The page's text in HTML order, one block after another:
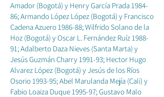
Amador (Bogotá) y Henry García Prada 1984-
86; Armando López López (Bogotá) y Francisco
Cadena Azuero 1986-88; Wilfrido Solano de la
Hoz (Bogotá) y Oscar L. Fernández Ruíz 1988-
91; Adalberto Daza Nieves (Santa Marta) y
Jesús Guzmán Charry 1991-93; Hector Hugo
Alvarez López (Bogotá) y Jesús de los Ríos
Osorio 1993-95; Abel Marulanda Mejía (Cali) y
Fabio Loaiza Duque 1995-97; Gustavo Malo